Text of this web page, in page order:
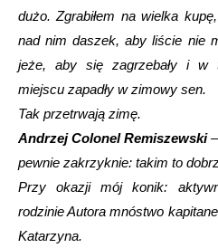
dużo. Zgrabiłem na wielka
nad nim daszek, aby liście nie
jeże, aby się zagrzebały i w
miejscu zapadły w zimowy sen.
Tak przetrwają zimę.
Andrzej Colonel Remiszewski–
pewnie zakrzyknie: takim to
Przy okazji mój konik:
rodzinie Autora mnóstwo
Katarzyna.